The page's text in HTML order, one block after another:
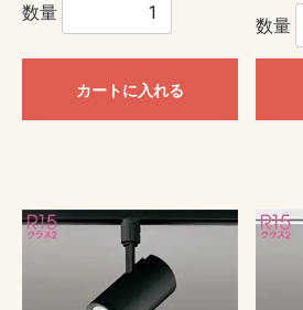
数量
カートに入れる
数量